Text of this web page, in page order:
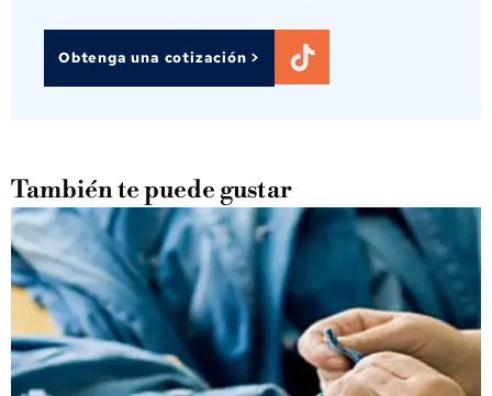
Obtenga una cotización >
También te puede gustar